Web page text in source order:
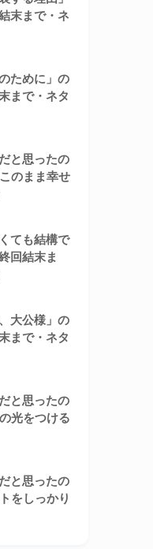
末まで・ネ
ために」の
まで・ネタ
と思ったの
のまま幸せ
ても結構で
回結末ま
大公様」の
まで・ネタ
と思ったの
光をつける
と思ったの
をしっかり